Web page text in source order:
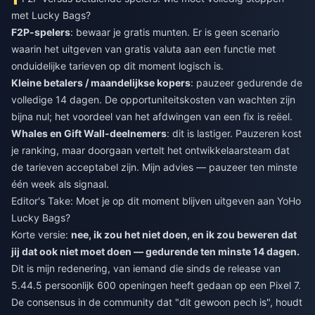
met Lucky Bags?
F2P-spelers: bewaar je gratis munten. Er is geen scenario
waarin het uitgeven van gratis valuta aan een functie met
onduidelijke tarieven op dit moment logisch is.
Kleine betalers / maandelijkse kopers: pauzeer gedurende de
volledige 14 dagen. De opportuniteitskosten van wachten zijn
bijna nul; het voordeel van het afdwingen van een fix is reëel.
Whales en Gift Wall-deelnemers: dit is lastiger. Pauzeren kost
je ranking, maar doorgaan vertelt het ontwikkelaarsteam dat
de tarieven acceptabel zijn. Mijn advies — pauzeer ten minste
één week als signaal.
Editor's Take: Moet je op dit moment blijven uitgeven aan YoHo
Lucky Bags?
Korte versie: nee, ik zou het niet doen, en ik zou beweren dat
jij dat ook niet moet doen — gedurende ten minste 14 dagen.
Dit is mijn redenering, van iemand die sinds de release van
5.44.5 persoonlijk 600 openingen heeft gedaan op een Pixel 7.
De consensus in de community dat "dit gewoon pech is", houdt